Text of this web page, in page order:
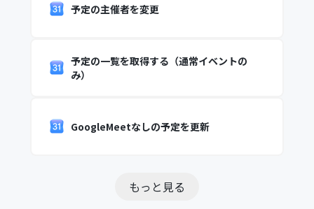
予定の主催者を変更
予定の一覧を取得する（通常イベントの
み）
GoogleMeetなしの予定を更新
もっと見る